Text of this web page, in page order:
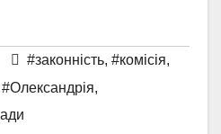
#законність, #комісія,
#Олександрія,